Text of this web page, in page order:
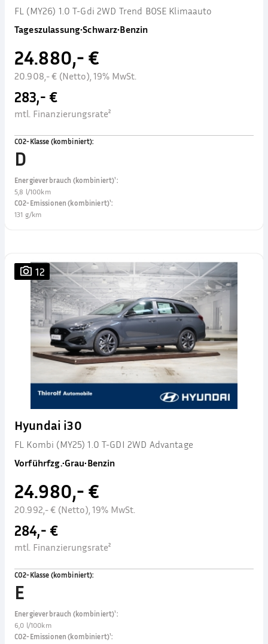
FL (MY26) 1.0 T-Gdi 2WD Trend BOSE Klimaauto
Tageszulassung•Schwarz•Benzin
24.880,- €
20.908,- € (Netto), 19% MwSt.
283,- €
mtl. Finanzierungsrate²
CO2-Klasse (kombiniert):
D
Energieverbrauch (kombiniert)¹:
5,8 l/100km
CO2-Emissionen (kombiniert)¹:
131 g/km
12
Hyundai i30
FL Kombi (MY25) 1.0 T-GDI 2WD Advantage
Vorführfzg.•Grau•Benzin
24.980,- €
20.992,- € (Netto), 19% MwSt.
284,- €
mtl. Finanzierungsrate²
CO2-Klasse (kombiniert):
E
Energieverbrauch (kombiniert)¹:
6,0 l/100km
CO2-Emissionen (kombiniert)¹: